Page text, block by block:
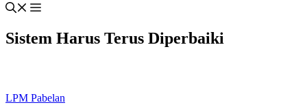
Sistem Harus Terus Diperbaiki
LPM Pabelan